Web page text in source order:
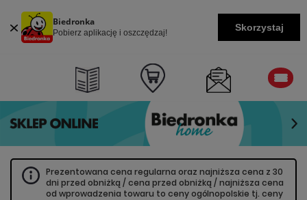
Biedronka
Pobierz aplikację i oszczędzaj! Skorzystaj
Prezentowana cena regularna oraz najniższa cena z 30
dni przed obniżką / cena przed obniżką / najniższa cena
od wprowadzenia towaru to ceny ogólnopolskie tj. ceny